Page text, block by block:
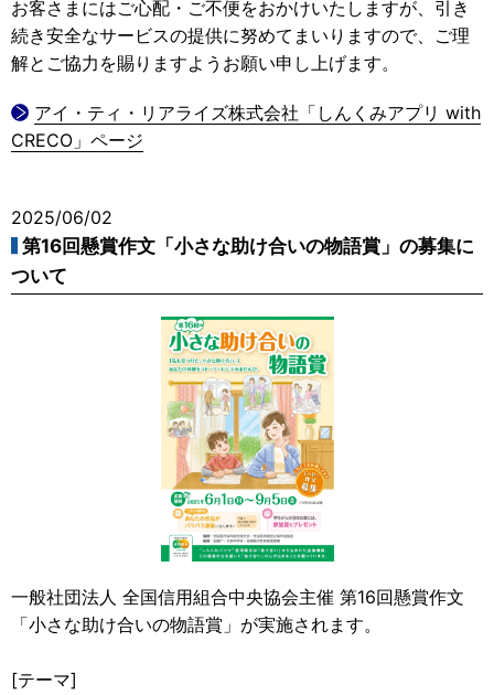
お客さまにはご心配・ご不便をおかけいたしますが、引き
続き安全なサービスの提供に努めてまいりますので、ご理
解とご協力を賜りますようお願い申し上げます。
アイ・ティ・リアライズ株式会社「しんくみアプリ with
CRECO」ページ
2025/06/02
第16回懸賞作文「小さな助け合いの物語賞」の募集に
ついて
一般社団法人 全国信用組合中央協会主催 第16回懸賞作文
「小さな助け合いの物語賞」が実施されます。
[テーマ]